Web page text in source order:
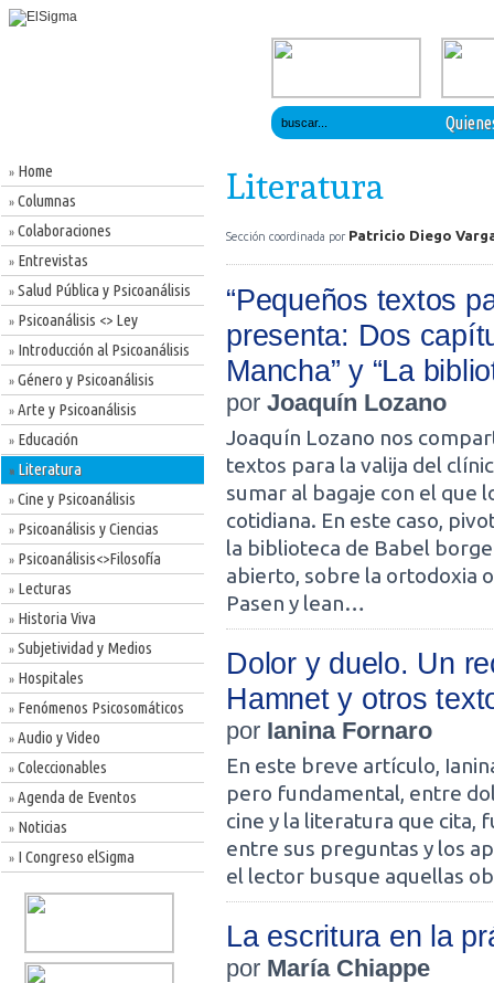
» Home
» Columnas
» Colaboraciones
» Entrevistas
» Salud Pública y Psicoanálisis
» Psicoanálisis <> Ley
» Introducción al Psicoanálisis
» Género y Psicoanálisis
» Arte y Psicoanálisis
» Educación
» Literatura
» Cine y Psicoanálisis
» Psicoanálisis y Ciencias
» Psicoanálisis<>Filosofía
» Lecturas
» Historia Viva
» Subjetividad y Medios
» Hospitales
» Fenómenos Psicosomáticos
» Audio y Video
» Coleccionables
» Agenda de Eventos
» Noticias
» I Congreso elSigma
Literatura
Sección coordinada por Patricio Diego
“Pequeños textos
presenta: Dos
Mancha” y “La
por Joaquín Lozano
Joaquín Lozano nos
textos para la valija del
sumar al bagaje con el que
cotidiana. En este caso,
la biblioteca de Babel
abierto, sobre la ortodoxia
Pasen y lean…
Dolor y duelo. Un
Hamnet y otros
por Ianina Fornaro
En este breve artículo,
pero fundamental, entre
cine y la literatura que cita,
entre sus preguntas y los
el lector busque aquellas
La escritura en la
por María Chiappe